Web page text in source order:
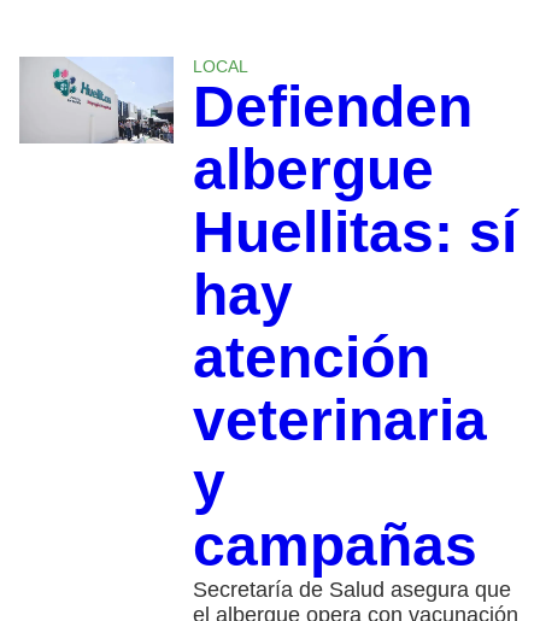
LOCAL
Defienden
albergue
Huellitas: sí
hay
atención
veterinaria
y
campañas
Secretaría de Salud asegura que
el albergue opera con vacunación